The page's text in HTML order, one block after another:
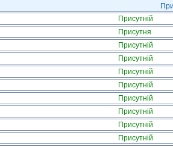
Присутній
Присутня
Присутній
Присутній
Присутній
Присутній
Присутній
Присутній
Присутній
Присутній